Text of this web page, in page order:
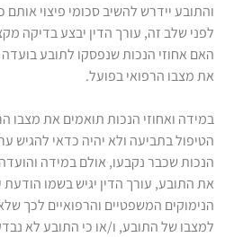
והתובע יידרש להשיב סכומי פיצוי אותם
לפני שלב זה, עורך הדין יבצע בדיקה
את מצבו הרפואי בפועל.
במידה ואחוזי הנכות תואמים את מצבו
הטיפול בתביעה ולא יהיה כדאי להגיש
את התובע, עורך הדין יגיש בשמו
הנימוקים המשפטיים והרפואיים לכך
למצבו של התובע, ו/או כי התובע לא